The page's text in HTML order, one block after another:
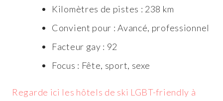
Kilomètres de pistes : 238 km
Convient pour : Avancé, professionnel
Facteur gay : 92
Focus : Fête, sport, sexe
Regarde ici les hôtels de ski LGBT-friendly à